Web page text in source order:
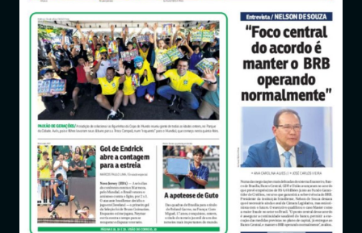
Notícias
Entrar